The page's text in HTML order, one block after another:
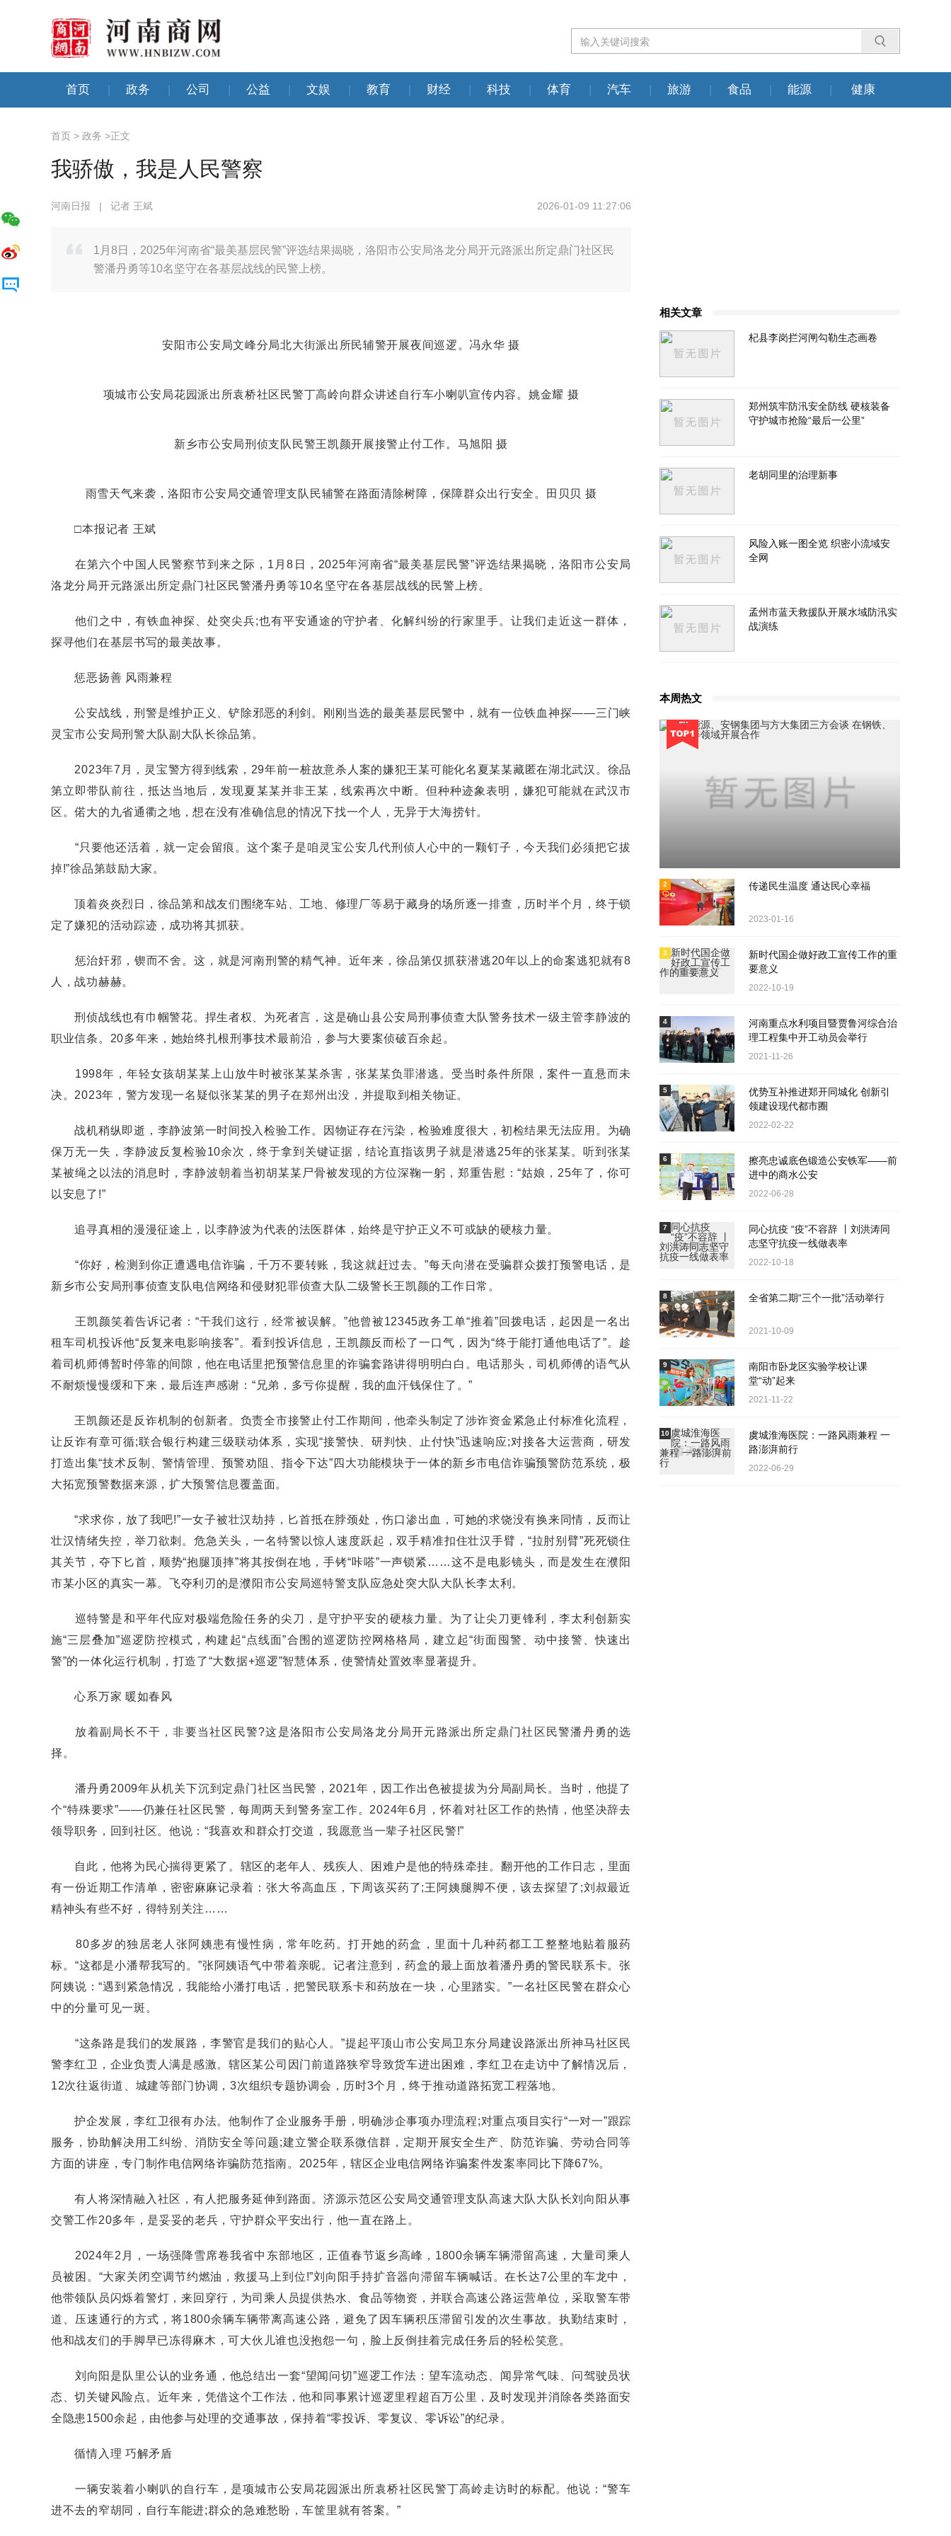
首页 | 政务 | 公司 | 公益 | 文娱 | 教育 | 财经 | 科技 | 体育 | 汽车 | 旅游 | 食品 | 能源 | 健康
首页 > 政务 >正文
我骄傲，我是人民警察
河南日报 | 记者 王斌 2026-01-09 11:27:06
1月8日，2025年河南省“最美基层民警”评选结果揭晓，洛阳市公安局洛龙分局开元路派出所定鼎门社区民
警潘丹勇等10名坚守在各基层战线的民警上榜。
安阳市公安局文峰分局北大街派出所民辅警开展夜间巡逻。冯永华 摄
项城市公安局花园派出所袁桥社区民警丁高岭向群众讲述自行车小喇叭宣传内容。姚金耀 摄
新乡市公安局刑侦支队民警王凯颜开展接警止付工作。马旭阳 摄
雨雪天气来袭，洛阳市公安局交通管理支队民辅警在路面清除树障，保障群众出行安全。田贝贝 摄
□本报记者 王斌
在第六个中国人民警察节到来之际，1月8日，2025年河南省“最美基层民警”评选结果揭晓，洛阳市公安局
洛龙分局开元路派出所定鼎门社区民警潘丹勇等10名坚守在各基层战线的民警上榜。
他们之中，有铁血神探、处突尖兵;也有平安通途的守护者、化解纠纷的行家里手。让我们走近这一群体，
探寻他们在基层书写的最美故事。
惩恶扬善 风雨兼程
公安战线，刑警是维护正义、铲除邪恶的利剑。刚刚当选的最美基层民警中，就有一位铁血神探——三门峡
灵宝市公安局刑警大队副大队长徐品第。
2023年7月，灵宝警方得到线索，29年前一桩故意杀人案的嫌犯王某可能化名夏某某藏匿在湖北武汉。徐品
第立即带队前往，抵达当地后，发现夏某某并非王某，线索再次中断。但种种迹象表明，嫌犯可能就在武汉市
区。偌大的九省通衢之地，想在没有准确信息的情况下找一个人，无异于大海捞针。
“只要他还活着，就一定会留痕。这个案子是咱灵宝公安几代刑侦人心中的一颗钉子，今天我们必须把它拔
掉!”徐品第鼓励大家。
顶着炎炎烈日，徐品第和战友们围绕车站、工地、修理厂等易于藏身的场所逐一排查，历时半个月，终于锁
定了嫌犯的活动踪迹，成功将其抓获。
惩治奸邪，锲而不舍。这，就是河南刑警的精气神。近年来，徐品第仅抓获潜逃20年以上的命案逃犯就有8
人，战功赫赫。
刑侦战线也有巾帼警花。捍生者权、为死者言，这是确山县公安局刑事侦查大队警务技术一级主管李静波的
职业信条。20多年来，她始终扎根刑事技术最前沿，参与大要案侦破百余起。
1998年，年轻女孩胡某某上山放牛时被张某某杀害，张某某负罪潜逃。受当时条件所限，案件一直悬而未
决。2023年，警方发现一名疑似张某某的男子在郑州出没，并提取到相关物证。
战机稍纵即逝，李静波第一时间投入检验工作。因物证存在污染，检验难度很大，初检结果无法应用。为确
保万无一失，李静波反复检验10余次，终于拿到关键证据，结论直指该男子就是潜逃25年的张某某。听到张某
某被绳之以法的消息时，李静波朝着当初胡某某尸骨被发现的方位深鞠一躬，郑重告慰：“姑娘，25年了，你可
以安息了!”
追寻真相的漫漫征途上，以李静波为代表的法医群体，始终是守护正义不可或缺的硬核力量。
“你好，检测到你正遭遇电信诈骗，千万不要转账，我这就赶过去。”每天向潜在受骗群众拨打预警电话，是
新乡市公安局刑事侦查支队电信网络和侵财犯罪侦查大队二级警长王凯颜的工作日常。
王凯颜笑着告诉记者：“干我们这行，经常被误解。”他曾被12345政务工单“推着”回拨电话，起因是一名出
租车司机投诉他“反复来电影响接客”。看到投诉信息，王凯颜反而松了一口气，因为“终于能打通他电话了”。趁
着司机师傅暂时停靠的间隙，他在电话里把预警信息里的诈骗套路讲得明明白白。电话那头，司机师傅的语气从
不耐烦慢慢缓和下来，最后连声感谢：“兄弟，多亏你提醒，我的血汗钱保住了。”
王凯颜还是反诈机制的创新者。负责全市接警止付工作期间，他牵头制定了涉诈资金紧急止付标准化流程，
让反诈有章可循;联合银行构建三级联动体系，实现“接警快、研判快、止付快”迅速响应;对接各大运营商，研发
打造出集“技术反制、警情管理、预警劝阻、指令下达”四大功能模块于一体的新乡市电信诈骗预警防范系统，极
大拓宽预警数据来源，扩大预警信息覆盖面。
“求求你，放了我吧!”一女子被壮汉劫持，匕首抵在脖颈处，伤口渗出血，可她的求饶没有换来同情，反而让
壮汉情绪失控，举刀欲刺。危急关头，一名特警以惊人速度跃起，双手精准扣住壮汉手臂，“拉肘别臂”死死锁住
其关节，夺下匕首，顺势“抱腿顶摔”将其按倒在地，手铐“咔嗒”一声锁紧……这不是电影镜头，而是发生在濮阳
市某小区的真实一幕。飞夺利刃的是濮阳市公安局巡特警支队应急处突大队大队长李太利。
巡特警是和平年代应对极端危险任务的尖刀，是守护平安的硬核力量。为了让尖刀更锋利，李太利创新实
施“三层叠加”巡逻防控模式，构建起“点线面”合围的巡逻防控网格格局，建立起“街面囤警、动中接警、快速出
警”的一体化运行机制，打造了“大数据+巡逻”智慧体系，使警情处置效率显著提升。
心系万家 暖如春风
放着副局长不干，非要当社区民警?这是洛阳市公安局洛龙分局开元路派出所定鼎门社区民警潘丹勇的选
择。
潘丹勇2009年从机关下沉到定鼎门社区当民警，2021年，因工作出色被提拔为分局副局长。当时，他提了
个“特殊要求”——仍兼任社区民警，每周两天到警务室工作。2024年6月，怀着对社区工作的热情，他坚决辞去
领导职务，回到社区。他说：“我喜欢和群众打交道，我愿意当一辈子社区民警!”
自此，他将为民心揣得更紧了。辖区的老年人、残疾人、困难户是他的特殊牵挂。翻开他的工作日志，里面
有一份近期工作清单，密密麻麻记录着：张大爷高血压，下周该买药了;王阿姨腿脚不便，该去探望了;刘叔最近
精神头有些不好，得特别关注……
80多岁的独居老人张阿姨患有慢性病，常年吃药。打开她的药盒，里面十几种药都工工整整地贴着服药
标。“这都是小潘帮我写的。”张阿姨语气中带着亲昵。记者注意到，药盒的最上面放着潘丹勇的警民联系卡。张
阿姨说：“遇到紧急情况，我能给小潘打电话，把警民联系卡和药放在一块，心里踏实。”一名社区民警在群众心
中的分量可见一斑。
“这条路是我们的发展路，李警官是我们的贴心人。”提起平顶山市公安局卫东分局建设路派出所神马社区民
警李红卫，企业负责人满是感激。辖区某公司因门前道路狭窄导致货车进出困难，李红卫在走访中了解情况后，
12次往返街道、城建等部门协调，3次组织专题协调会，历时3个月，终于推动道路拓宽工程落地。
护企发展，李红卫很有办法。他制作了企业服务手册，明确涉企事项办理流程;对重点项目实行“一对一”跟踪
服务，协助解决用工纠纷、消防安全等问题;建立警企联系微信群，定期开展安全生产、防范诈骗、劳动合同等
方面的讲座，专门制作电信网络诈骗防范指南。2025年，辖区企业电信网络诈骗案件发案率同比下降67%。
有人将深情融入社区，有人把服务延伸到路面。济源示范区公安局交通管理支队高速大队大队长刘向阳从事
交警工作20多年，是妥妥的老兵，守护群众平安出行，他一直在路上。
2024年2月，一场强降雪席卷我省中东部地区，正值春节返乡高峰，1800余辆车辆滞留高速，大量司乘人
员被困。“大家关闭空调节约燃油，救援马上到位!”刘向阳手持扩音器向滞留车辆喊话。在长达7公里的车龙中，
他带领队员闪烁着警灯，来回穿行，为司乘人员提供热水、食品等物资，并联合高速公路运营单位，采取警车带
道、压速通行的方式，将1800余辆车辆带离高速公路，避免了因车辆积压滞留引发的次生事故。执勤结束时，
他和战友们的手脚早已冻得麻木，可大伙儿谁也没抱怨一句，脸上反倒挂着完成任务后的轻松笑意。
刘向阳是队里公认的业务通，他总结出一套“望闻问切”巡逻工作法：望车流动态、闻异常气味、问驾驶员状
态、切关键风险点。近年来，凭借这个工作法，他和同事累计巡逻里程超百万公里，及时发现并消除各类路面安
全隐患1500余起，由他参与处理的交通事故，保持着“零投诉、零复议、零诉讼”的纪录。
循情入理 巧解矛盾
一辆安装着小喇叭的自行车，是项城市公安局花园派出所袁桥社区民警丁高岭走访时的标配。他说：“警车
进不去的窄胡同，自行车能进;群众的急难愁盼，车筐里就有答案。”
相关文章
杞县李岗拦河闸勾勒生态画卷
郑州筑牢防汛安全防线 硬核装备
守护城市抢险“最后一公里”
老胡同里的治理新事
风险入账一图全览 织密小流域安
全网
孟州市蓝天救援队开展水域防汛实
战演练
本周热文
方会谈 在钢铁、煤炭等领域开展
合作
2021-08-21
传递民生温度 通达民心幸福
2023-01-16
2
新时代国企做好政工宣传工作的重
要意义
2022-10-19
3
河南重点水利项目暨贾鲁河综合治
理工程集中开工动员会举行
2021-11-26
4
优势互补推进郑开同城化 创新引
领建设现代都市圈
2022-02-22
5
擦亮忠诚底色锻造公安铁军——前
进中的商水公安
2022-06-28
6
同心抗疫 “疫”不容辞 丨刘洪涛同
志坚守抗疫一线做表率
2022-10-18
7
全省第二期“三个一批”活动举行
2021-10-09
8
南阳市卧龙区实验学校让课
堂“动”起来
2021-11-22
9
虞城淮海医院：一路风雨兼程 一
路澎湃前行
2022-06-29
10